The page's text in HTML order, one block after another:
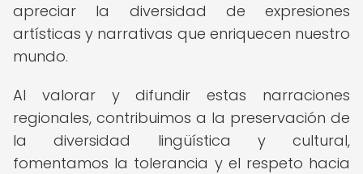
apreciar la diversidad de expresiones
artísticas y narrativas que enriquecen nuestro
mundo.
Al valorar y difundir estas narraciones
regionales, contribuimos a la preservación de
la diversidad lingüística y cultural,
fomentamos la tolerancia y el respeto hacia